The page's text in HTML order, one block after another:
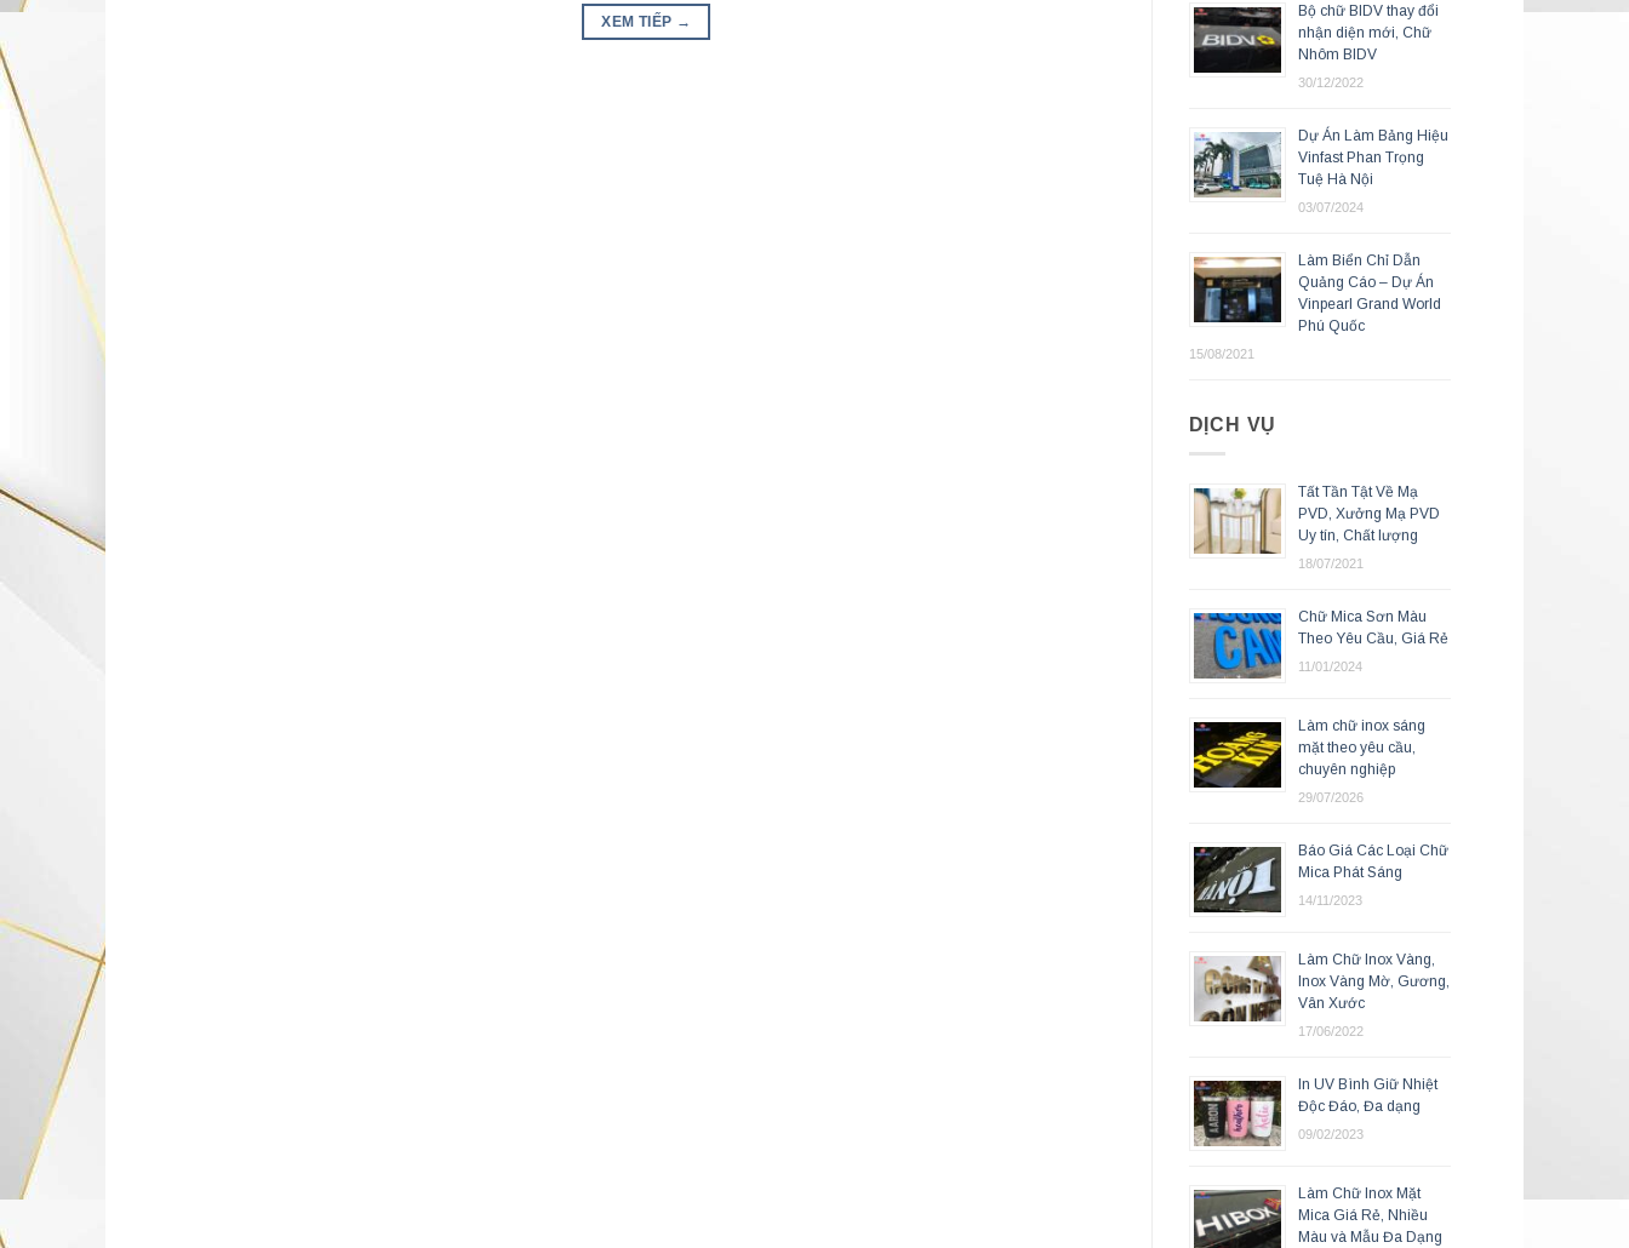
XEM TIẾP →
Bộ chữ BIDV thay đổi
nhận diện mới, Chữ
Nhôm BIDV
30/12/2022
Dự Án Làm Bảng Hiệu
Vinfast Phan Trọng
Tuệ Hà Nội
03/07/2024
Làm Biển Chỉ Dẫn
Quảng Cáo – Dự Án
Vinpearl Grand World
Phú Quốc
15/08/2021
DỊCH VỤ
Tất Tần Tật Về Mạ
PVD, Xưởng Mạ PVD
Uy tín, Chất lượng
18/07/2021
Chữ Mica Sơn Màu
Theo Yêu Cầu, Giá Rẻ
11/01/2024
Làm chữ inox sáng
mặt theo yêu cầu,
chuyên nghiệp
29/07/2026
Báo Giá Các Loại Chữ
Mica Phát Sáng
14/11/2023
Làm Chữ Inox Vàng,
Inox Vàng Mờ, Gương,
Vân Xước
17/06/2022
In UV Bình Giữ Nhiệt
Độc Đáo, Đa dạng
09/02/2023
Làm Chữ Inox Mặt
Mica Giá Rẻ, Nhiều
Màu và Mẫu Đa Dạng